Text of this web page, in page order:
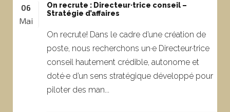
06
Mai
On recrute : Directeur·trice conseil –
Stratégie d’affaires
On recrute! Dans le cadre d’une création de
poste, nous recherchons un·e Directeur·trice
conseil hautement crédible, autonome et
doté·e d’un sens stratégique développé pour
piloter des man...